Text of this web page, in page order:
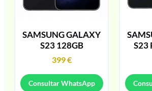
SAMSUNG GALAXY
S23 128GB
399€
Consultar WhatsApp
S23